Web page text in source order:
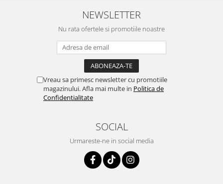
NEWSLETTER
Nu rata ofertele si promotiile noastre
Vreau sa primesc newsletter cu promotiile
magazinului. Afla mai multe in Politica de
Confidentialitate
SOCIAL
Urmareste-ne in social media